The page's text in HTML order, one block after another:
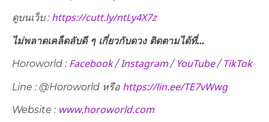
ดูบนเว็บ​ : https://cutt.ly/ntLy4X7z
ไม่พลาดเคล็ดลับดี ๆ เกี่ยวกับดวง ติดตามได้ที่…
Horoworld : Facebook/Instagram/ YouTube/ TikTok
Line : @Horoworld หรือ https://lin.ee/TE7vWwg
Website : www.horoworld.com